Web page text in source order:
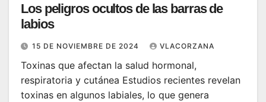
Los peligros ocultos de las barras de
labios
15 DE NOVIEMBRE DE 2024 VLACORZANA
Toxinas que afectan la salud hormonal,
respiratoria y cutánea Estudios recientes revelan
toxinas en algunos labiales, lo que genera